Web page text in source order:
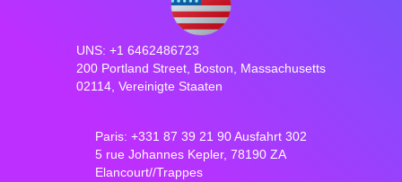
UNS: +1 6462486723
200 Portland Street, Boston, Massachusetts
02114, Vereinigte Staaten
Paris: +331 87 39 21 90 Ausfahrt 302
5 rue Johannes Kepler, 78190 ZA
Elancourt//Trappes